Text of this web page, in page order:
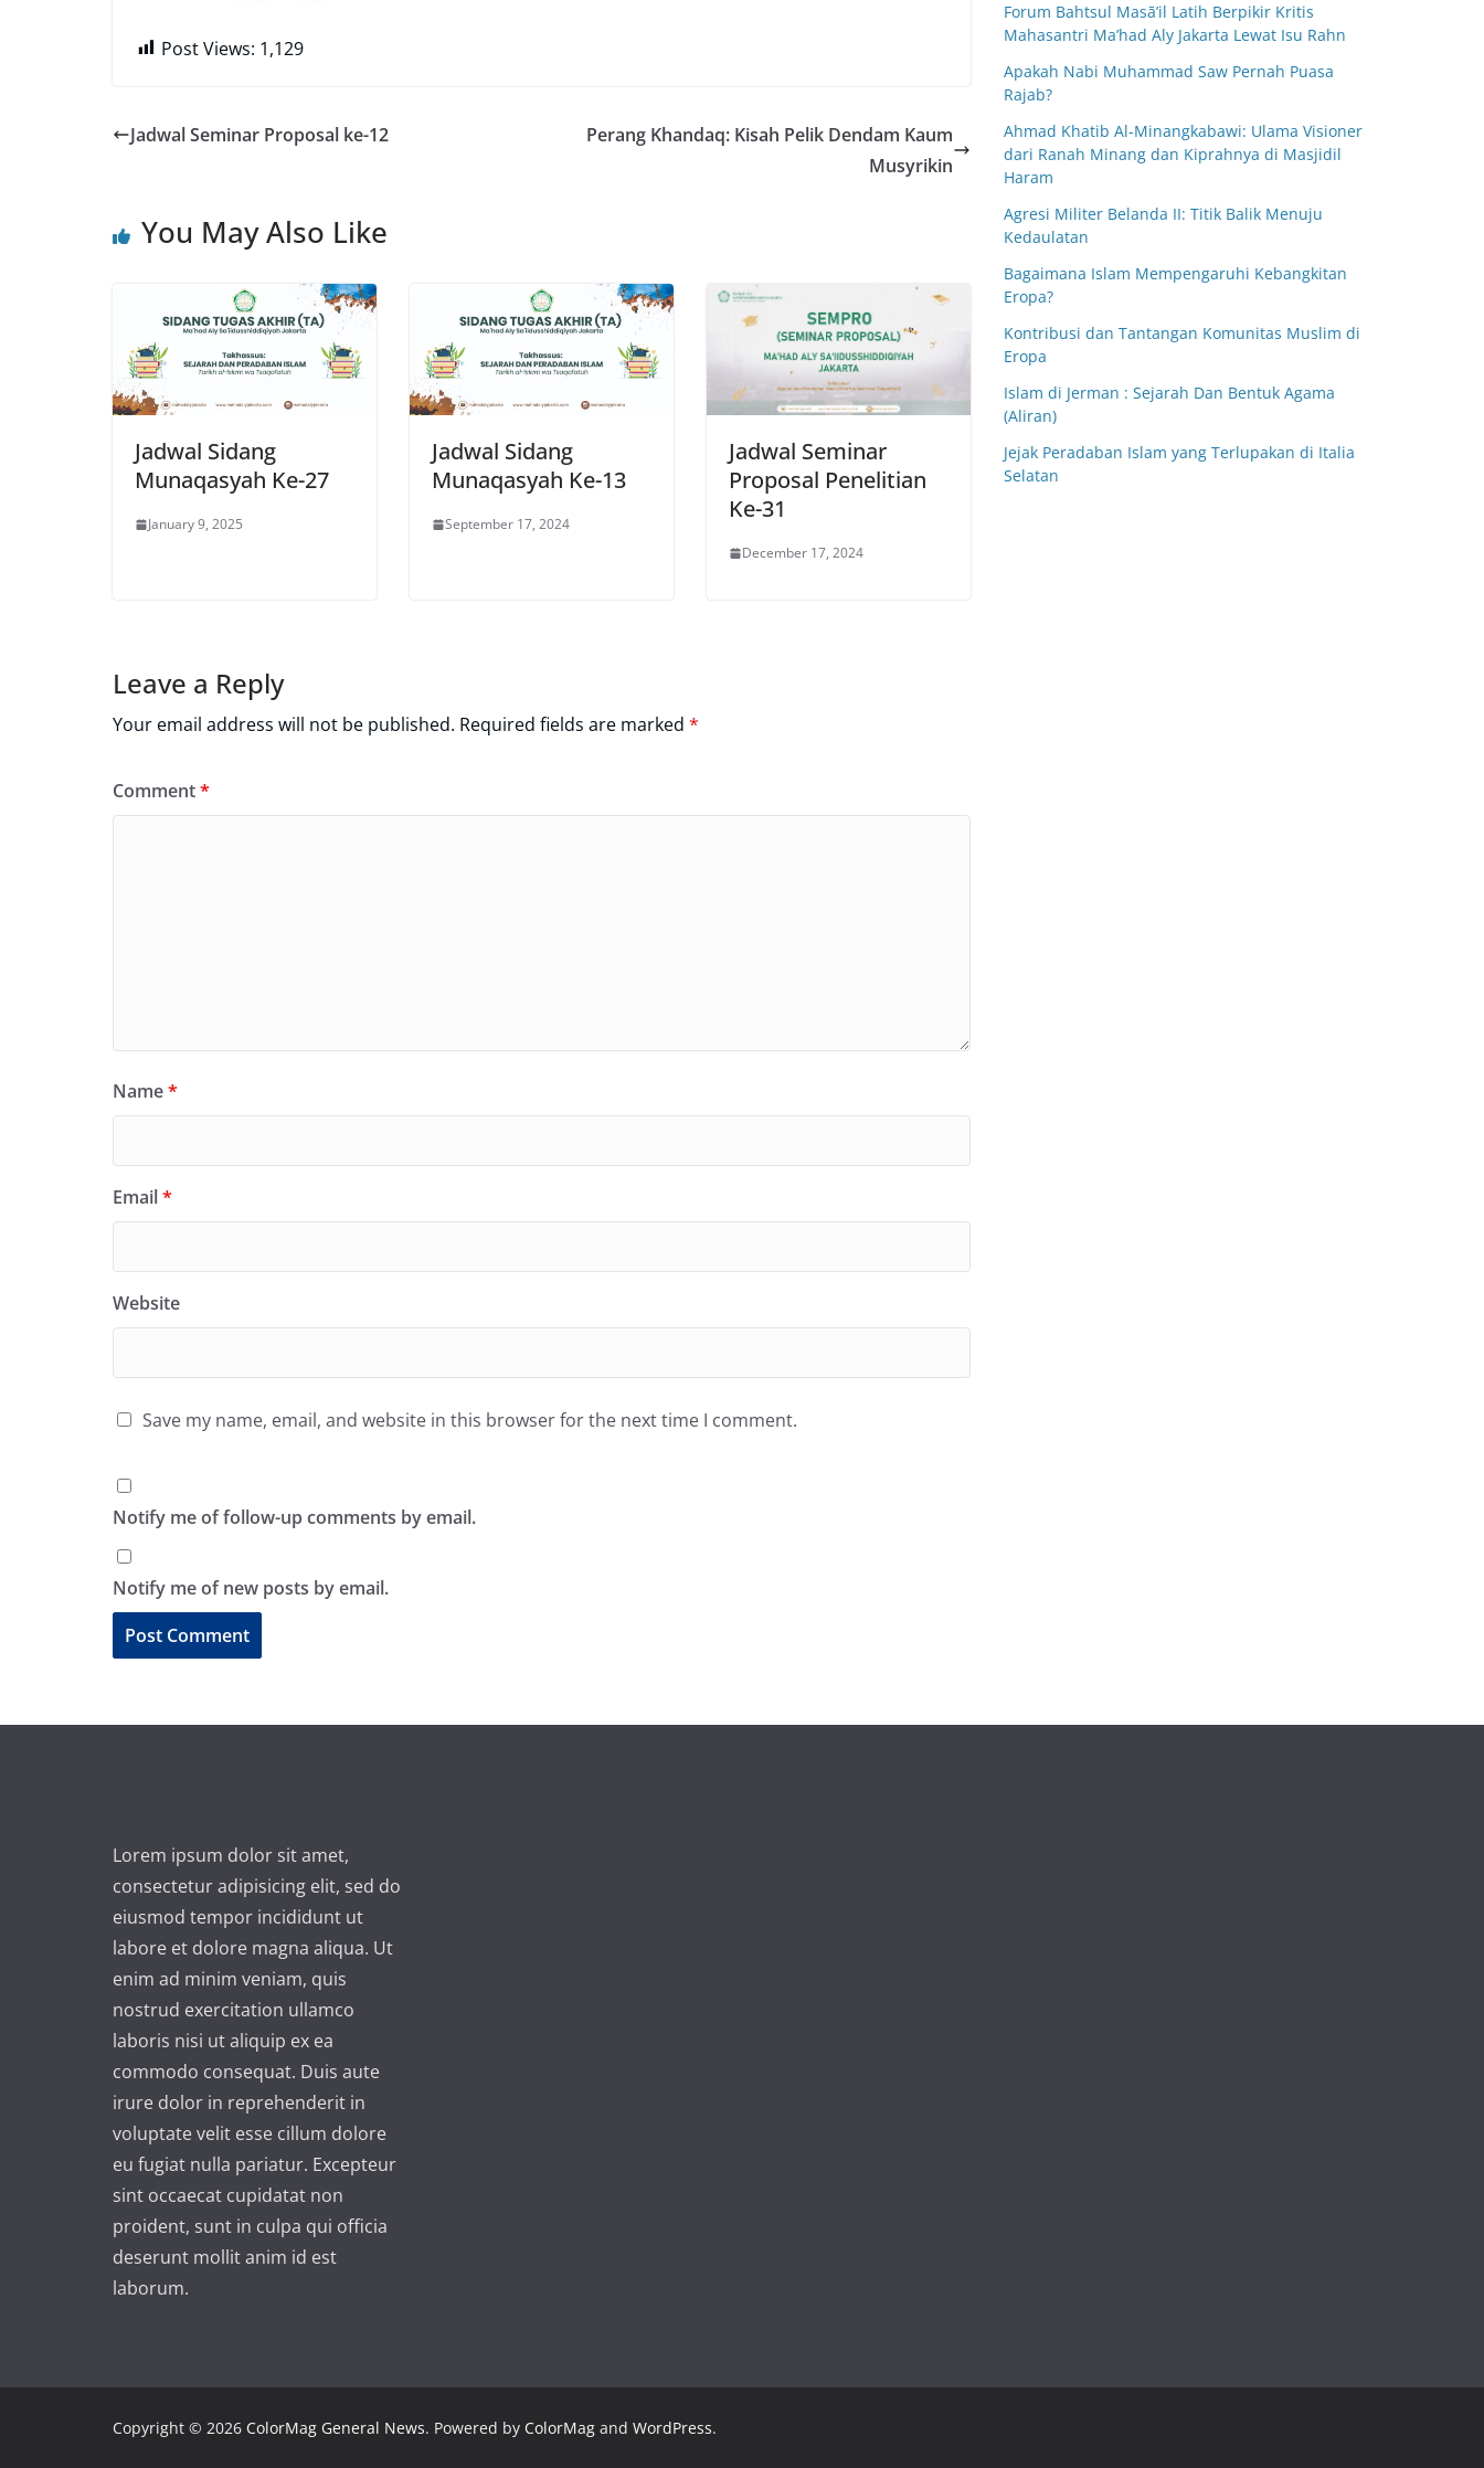
Post Views: 1,129
Jadwal Seminar Proposal ke-12
Perang Khandaq: Kisah Pelik Dendam Kaum
Musyrikin
You May Also Like
Jadwal Sidang
Munaqasyah Ke-27
January 9, 2025
Jadwal Sidang
Munaqasyah Ke-13
September 17, 2024
Jadwal Seminar
Proposal Penelitian
Ke-31
December 17, 2024
Leave a Reply
Your email address will not be published. Required fields are marked *
Comment*
Name*
Email*
Website
Save my name, email, and website in this browser for the next time I comment.
Notify me of follow-up comments by email.
Notify me of new posts by email.
a
t
i
v
e
:
Forum Bahtsul Masā’il Latih Berpikir Kritis
Mahasantri Ma’had Aly Jakarta Lewat Isu Rahn
Apakah Nabi Muhammad Saw Pernah Puasa
Rajab?
Ahmad Khatib Al-Minangkabawi: Ulama Visioner
dari Ranah Minang dan Kiprahnya di Masjidil
Haram
Agresi Militer Belanda II: Titik Balik Menuju
Kedaulatan
Bagaimana Islam Mempengaruhi Kebangkitan
Eropa?
Kontribusi dan Tantangan Komunitas Muslim di
Eropa
Islam di Jerman : Sejarah Dan Bentuk Agama
(Aliran)
Jejak Peradaban Islam yang Terlupakan di Italia
Selatan
Lorem ipsum dolor sit amet,
consectetur adipisicing elit, sed do
eiusmod tempor incididunt ut
labore et dolore magna aliqua. Ut
enim ad minim veniam, quis
nostrud exercitation ullamco
laboris nisi ut aliquip ex ea
commodo consequat. Duis aute
irure dolor in reprehenderit in
voluptate velit esse cillum dolore
eu fugiat nulla pariatur. Excepteur
sint occaecat cupidatat non
proident, sunt in culpa qui officia
deserunt mollit anim id est
laborum.
Copyright © 2026 ColorMag General News. Powered by ColorMag and WordPress.